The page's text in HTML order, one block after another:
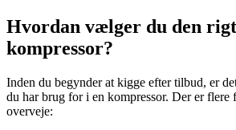
Hvordan vælger du den
kompressor?
Inden du begynder at kigge efter tilbud, er
du har brug for i en kompressor. Der er flere
overveje: